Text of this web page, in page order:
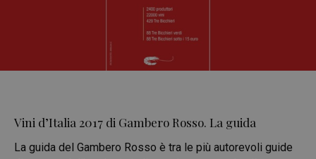
Vini d’Italia 2017 di Gambero Rosso. La guida
La guida del Gambero Rosso è tra le più autorevoli guide